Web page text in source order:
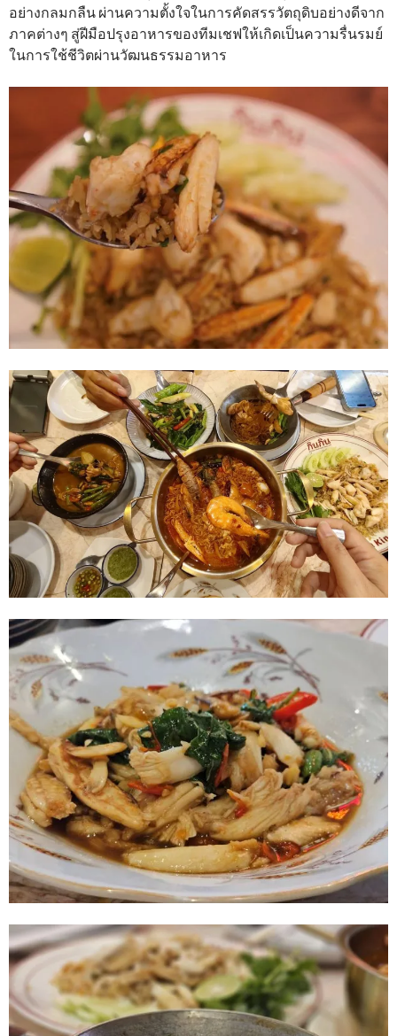
อย่างกลมกลืน ผ่านความตั้งใจในการคัดสรรวัตถุดิบอย่างดีจาก
ภาคต่างๆ สู่ฝีมือปรุงอาหารของทีมเชฟให้เกิดเป็นความรื่นรมย์
ในการใช้ชีวิตผ่านวัฒนธรรมอาหาร